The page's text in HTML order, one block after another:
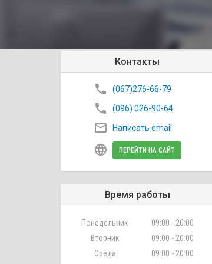
Контакты
phone (067)276-66-79
phone (096) 026-90-64
mail_outline Написать email
language ПЕРЕЙТИ НА САЙТ
Время работы
Понедельник
09:00 - 20:00
Вторник
09:00 - 20:00
Среда
09:00 - 20:00